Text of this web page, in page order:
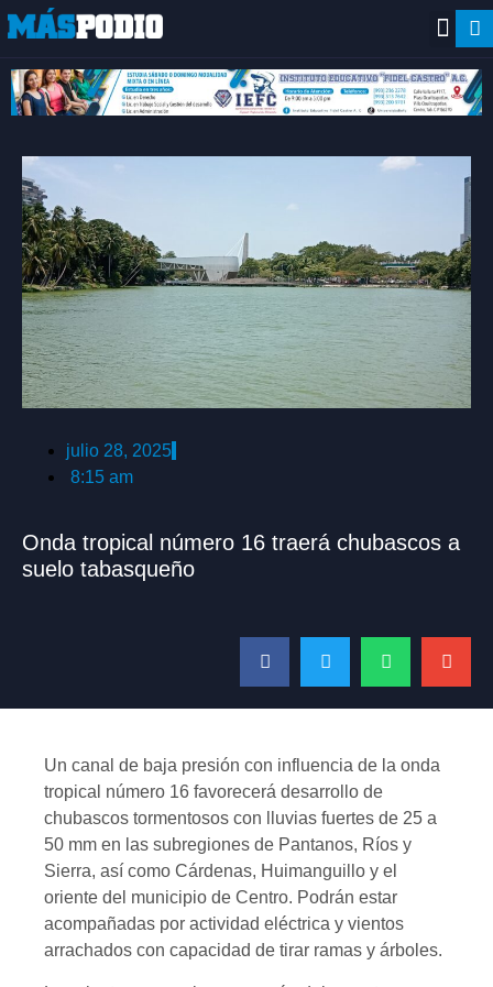
julio 28, 2025
8:15 am
Onda tropical número 16 traerá chubascos a
suelo tabasqueño
Un canal de baja presión con influencia de la onda
tropical número 16 favorecerá desarrollo de
chubascos tormentosos con lluvias fuertes de 25 a
50 mm en las subregiones de Pantanos, Ríos y
Sierra, así como Cárdenas, Huimanguillo y el
oriente del municipio de Centro. Podrán estar
acompañadas por actividad eléctrica y vientos
arrachados con capacidad de tirar ramas y árboles.